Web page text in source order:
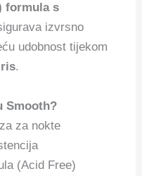
formula s
izvrsno
udobnost tijekom
.
Smooth?
za nokte
(Acid Free)